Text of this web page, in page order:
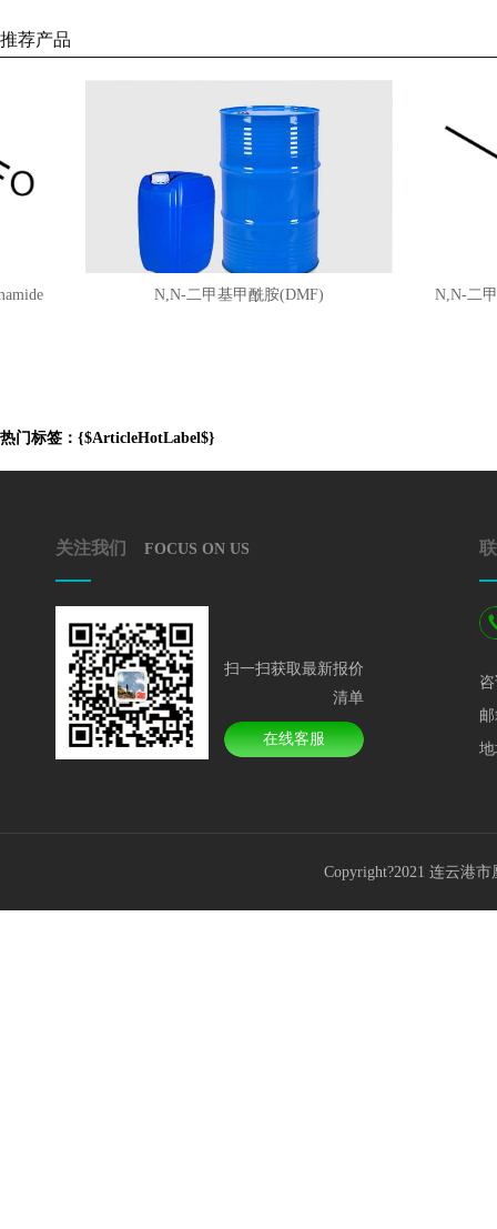
推荐产品
N,N-二甲基甲酰胺(DMF) N,N-二甲基
热门标签：{$ArticleHotLabel$}
关注我们 FOCUS ON US
扫一扫获取最新报价
清单
在线客服
Copyright?2021 连云港